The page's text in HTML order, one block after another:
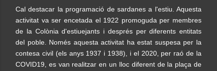
Cal destacar la programació de sardanes a l'estiu. Aquesta
activitat va ser encetada el 1922 promoguda per membres
de la Colònia d'estiuejants i després per diferents entitats
del poble. Només aquesta activitat ha estat suspesa per la
contesa civil (els anys 1937 i 1938), i el 2020, per raó de la
COVID19, es van realitzar en un lloc diferent de la plaça de